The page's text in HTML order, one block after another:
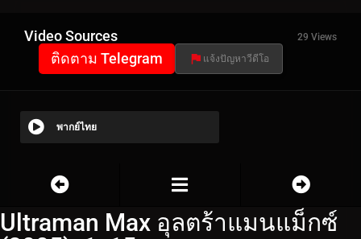
Video Sources 29 Views
ติดตาม Telegram แจ้งปัญหาวีดีโอ
พากย์ไทย
Ultraman Max อุลตร้าแมนแม็กซ์